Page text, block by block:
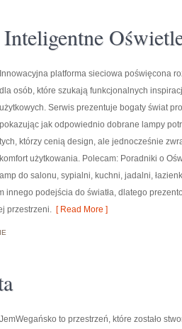
Innowacyjna platforma sieciowa poświęcona
dla osób, które szukają funkcjonalnych
użytkowych. Serwis prezentuje bogaty świat
pokazując jak odpowiednio dobrane lampy
tych, którzy cenią design, ale jednocześnie
komfort użytkowania. Polecam: Poradniki o
do salonu, sypialni, kuchni, jadalni,
innego podejścia do światła, dlatego
przestrzeni. [ Read More ]
JemWegańsko to przestrzeń, które zostało